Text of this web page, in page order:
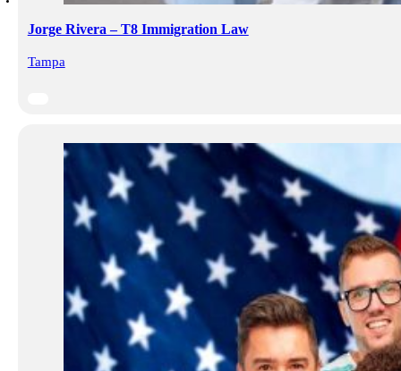
Jorge Rivera – T8 Immigration Law
Tampa